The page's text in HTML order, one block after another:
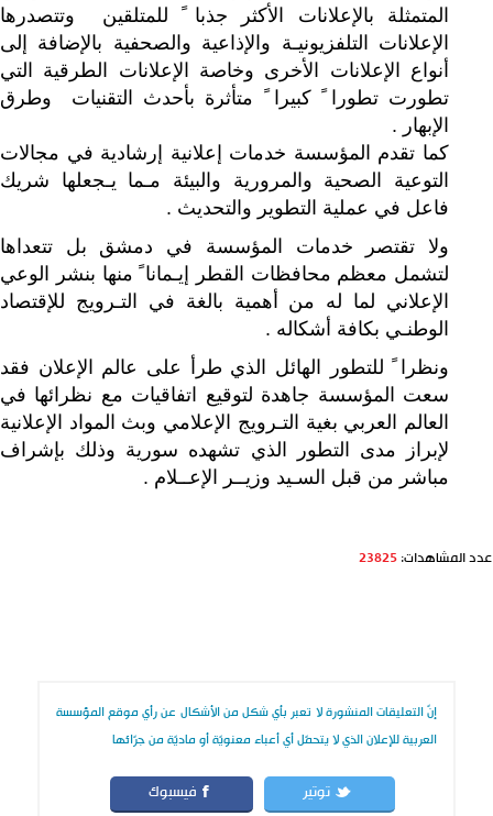
المتمثلة بالإعلانات الأكثر جذبا ً للمتلقين وتتصدرها
الإعلانات التلفزيونيـة والإذاعية والصحفية بالإضافة إلى
أنواع الإعلانات الأخرى وخاصة الإعلانات الطرقية التي
تطورت تطورا ً كبيرا ً متأثرة بأحدث التقنيات وطرق
الإبهار .
كما تقدم المؤسسة خدمات إعلانية إرشادية في مجالات
التوعية الصحية والمرورية والبيئة مـما يـجعلها شريك
فاعل في عملية التطوير والتحديث .
ولا تقتصر خدمات المؤسسة في دمشق بل تتعداها
لتشمل معظم محافظات القطر إيـمانا ً منها بنشر الوعي
الإعلاني لما له من أهمية بالغة في التـرويج للإقتصاد
الوطنـي بكافة أشكاله .
ونظرا ً للتطور الهائل الذي طرأ على عالم الإعلان فقد
سعت المؤسسة جاهدة لتوقيع اتفاقيات مع نظرائها في
العالم العربي بغية التـرويج الإعلامي وبث المواد الإعلانية
لإبراز مدى التطور الذي تشهده سورية وذلك بإشراف
مباشر من قبل السـيد وزيــر الإعــلام .
عدد المشاهدات:23825
إنّ التعليقات المنشورة لا تعبر بأي شكل من الأشكال عن رأي موقع المؤسسة
العربية للإعلان الذي لا يتحمّل أي أعباء معنويّة أو ماديّة من جرّائها
توتير فيسبوك